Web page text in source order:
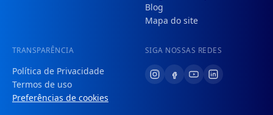
Blog
Mapa do site
TRANSPARÊNCIA
Política de Privacidade
Termos de uso
Preferências de cookies
SIGA NOSSAS REDES